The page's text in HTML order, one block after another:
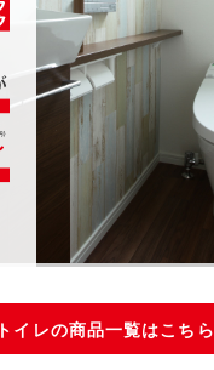
トイレの商品一覧はこちら